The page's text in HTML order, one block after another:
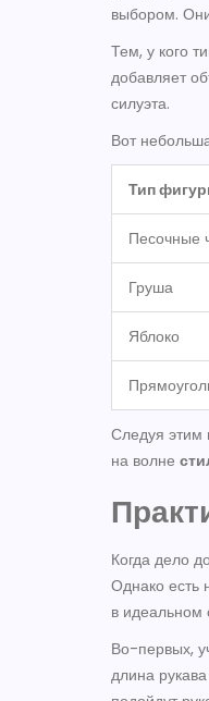
выбором.
Тем, у кого
добавляет
силуэта.
Вот
Тип
Песочные
Груша
Яблоко
Следуя этим
на волне
Когда дело
Однако есть
в идеальном
Во-первых,
длина